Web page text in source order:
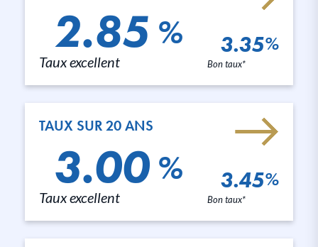
2.85 %
Taux excellent
3.35%
Bon taux*
TAUX SUR 20 ANS
3.00 %
Taux excellent
3.45%
Bon taux*